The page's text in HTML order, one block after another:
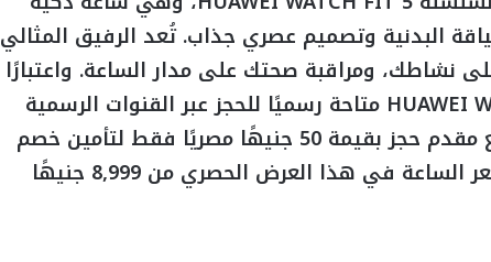
البدنية وتصميم عصري جذاب. تُعد الرفيق المثالي
نشاطك، ومراقبة صحتك على مدار الساعة. واعتبارًا
من اليوم، ستكون سلسلة HUAWEI WATCH FIT 5 متاحة رسميًا للحجز عبر القنوات الرسمية
ومتاجر التجزئة المختارة، حيث يمكن دفع مقدم حجز بقيمة 50 جنيهًا مصريًا فقط لتأمين خصم
فوري بقيمة 1000 جنيه مصري، ليبدأ سعر الساعة في هذا العرض الحصري من 8,999 جنيهًا